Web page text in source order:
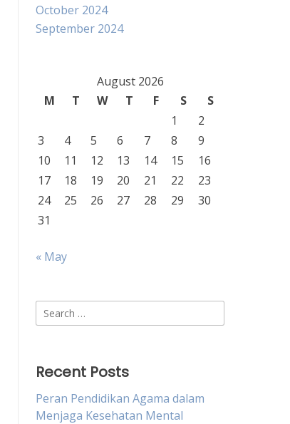
October 2024
September 2024
August 2026
M
T W T F S
S
1
2
3
4 5 6 7 8
9
10
11 12 13 14 15
16
17
18 19 20 21 22
23
24
25 26 27 28 29
30
31
« May
Search
for:
Recent Posts
Peran Pendidikan Agama dalam
Menjaga Kesehatan Mental